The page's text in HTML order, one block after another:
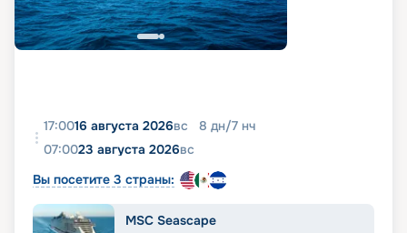
17:0016 августа 2026вс 8 дн/7 нч
07:0023 августа 2026вс
Вы посетите 3 страны:
MSC Seascape